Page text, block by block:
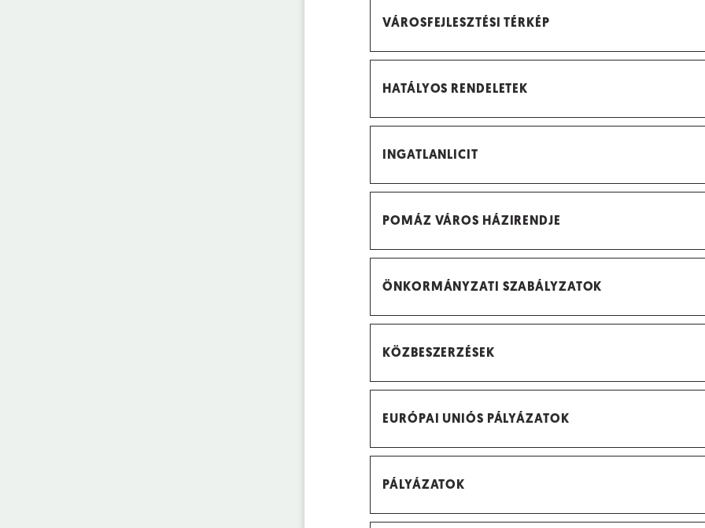
VÁROSFEJLESZTÉSI TÉRKÉP
HATÁLYOS RENDELETEK
INGATLANLICIT
POMÁZ VÁROS HÁZIRENDJE
ÖNKORMÁNYZATI SZABÁLYZATOK
KÖZBESZERZÉSEK
EURÓPAI UNIÓS PÁLYÁZATOK
PÁLYÁZATOK